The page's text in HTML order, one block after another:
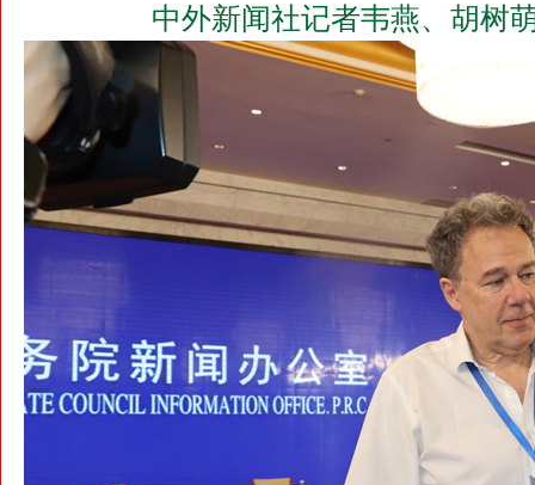
中外新闻社记者韦燕、胡树